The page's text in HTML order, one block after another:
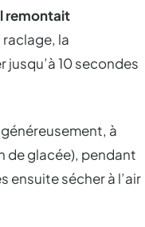
remontait
raclage, la
10 secondes
à
de glacée), pendant
ensuite sécher à l’air